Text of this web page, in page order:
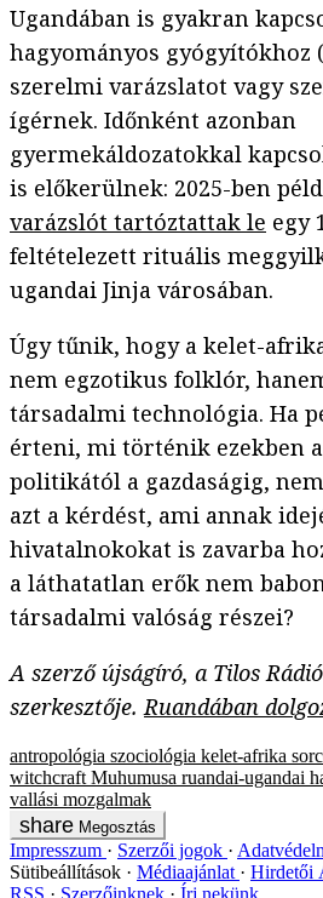
Ugandában is gyakran
hagyományos
szerelmi varázslatot vagy
ígérnek. Időnként azonban
gyermekáldozatokkal
is előkerülnek: 2025-ben
varázslót tartóztattak le egy
feltételezett rituális
ugandai Jinja városában.
Úgy tűnik, hogy a kelet-
nem egzotikus folklór,
társadalmi technológia. Ha
érteni, mi történik ezekben
politikától a gazdaságig,
azt a kérdést, ami annak
hivatalnokokat is zavarba
a láthatatlan erők nem
társadalmi valóság részei?
A szerző újságíró, a Tilos
szerkesztője.Ruandában
antropológia szociológia kelet-afrika
witchcraft Muhumusa ruandai-ugandai
vallási mozgalmak
Megosztás
Impresszum Szerzői jogok
Sütibeállítások
Médiaajánlat Hirdetői
RSS
Szerzőinknek Írj nekünk